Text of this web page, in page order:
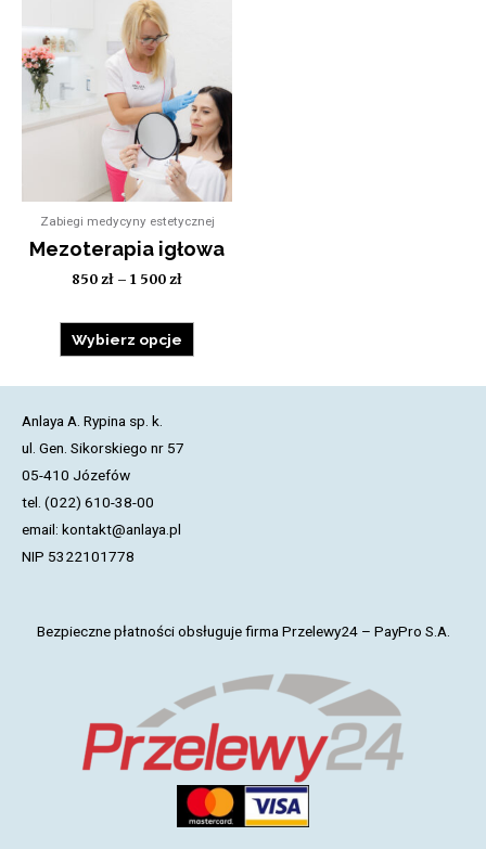
Zabiegi medycyny estetycznej
Mezoterapia igłowa
850 zł – 1 500 zł
Wybierz opcje
Anlaya A. Rypina sp. k.
ul. Gen. Sikorskiego nr 57
05-410 Józefów
tel. (022) 610-38-00
email: kontakt@anlaya.pl
NIP 5322101778
Bezpieczne płatności obsługuje firma Przelewy24 – PayPro S.A.